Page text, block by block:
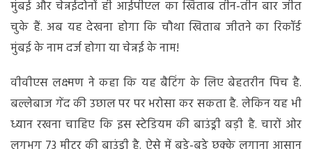
मुंबई और चेन्नईदोनों ही आईपीएल का खिताब तीन-तीन बार जीत
चुके हैं. अब यह देखना होगा कि चौथा खिताब जीतने का रिकॉर्ड
मुंबई के नाम दर्ज होगा या चेन्नई के नाम!
वीवीएस लक्ष्मण ने कहा कि यह बैटिंग के लिए बेहतरीन पिच है.
बल्लेबाज गेंद की उछाल पर पर भरोसा कर सकता है. लेकिन यह भी
ध्यान रखना चाहिए कि इस स्टेडियम की बाउंड्री बड़ी है. चारों ओर